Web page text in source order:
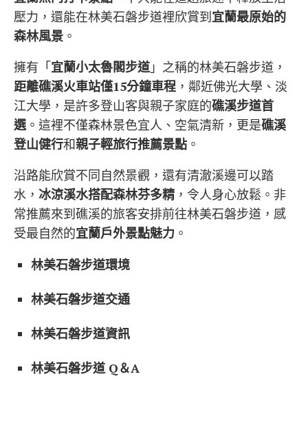
壓力，還能在林美石磐步道裡欣賞到宜蘭最原始的
森林風景 。
擁有「宜蘭小太魯閣步道 」之稱的林美石磐步道，
距離礁溪火車站僅15分鐘車程 ，鄰近佛光大學、淡
江大學，是許多登山客與親子家庭的礁溪步道首
選 。這裡不僅森林景色宜人、空氣清新，更是礁溪
登山健行和親子輕旅行推薦景點 。
沿路能欣賞不同自然景觀，還有清澈溪邊可以踏
水， 冰涼溪水搭配森林芬多精 ，令人身心放鬆。非
常推薦來到礁溪的旅客安排前往林美石磐步道，感
受最自然的宜蘭戶外景點魅力 。
林美石磐步道環境
林美石磐步道交通
林美石磐步道資訊
林美石磐步道 Q＆A